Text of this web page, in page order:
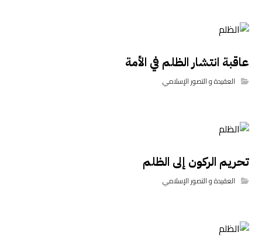
عاقبة انتشار الظلم في الأمة
العقيدة و التصور الإسلامي
تحريم الركون إلى الظلم
العقيدة و التصور الإسلامي